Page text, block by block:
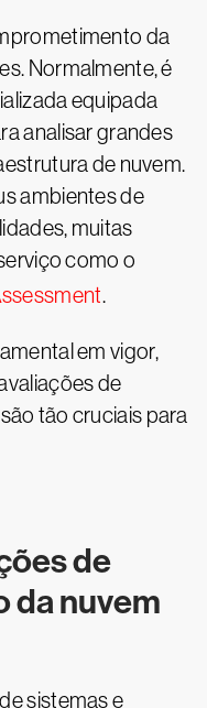
da
Normalmente, é
equipada
analisar grandes
de nuvem.
ambientes de
muitas
como o
.
em vigor,
de
tão cruciais para
de
da nuvem
sistemas e